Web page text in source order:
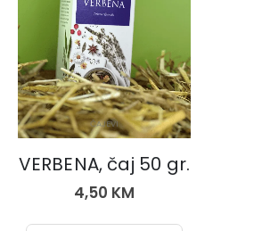
ČAJEVI
VERBENA, čaj 50 gr.
4,50 KM